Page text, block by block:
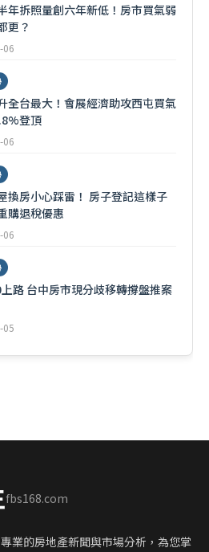
年拆照量創六年新低！房市買氣弱
更？
06
全台最大！會展經濟助攻西屯買氣
登頂
06
換房小心踩雷！ 房子登記這樣子
購退稅優惠
06
路 台中房市現分歧移轉撐盤推案
05
fbs168.com
業的房地產新聞與市場分析，為您掌